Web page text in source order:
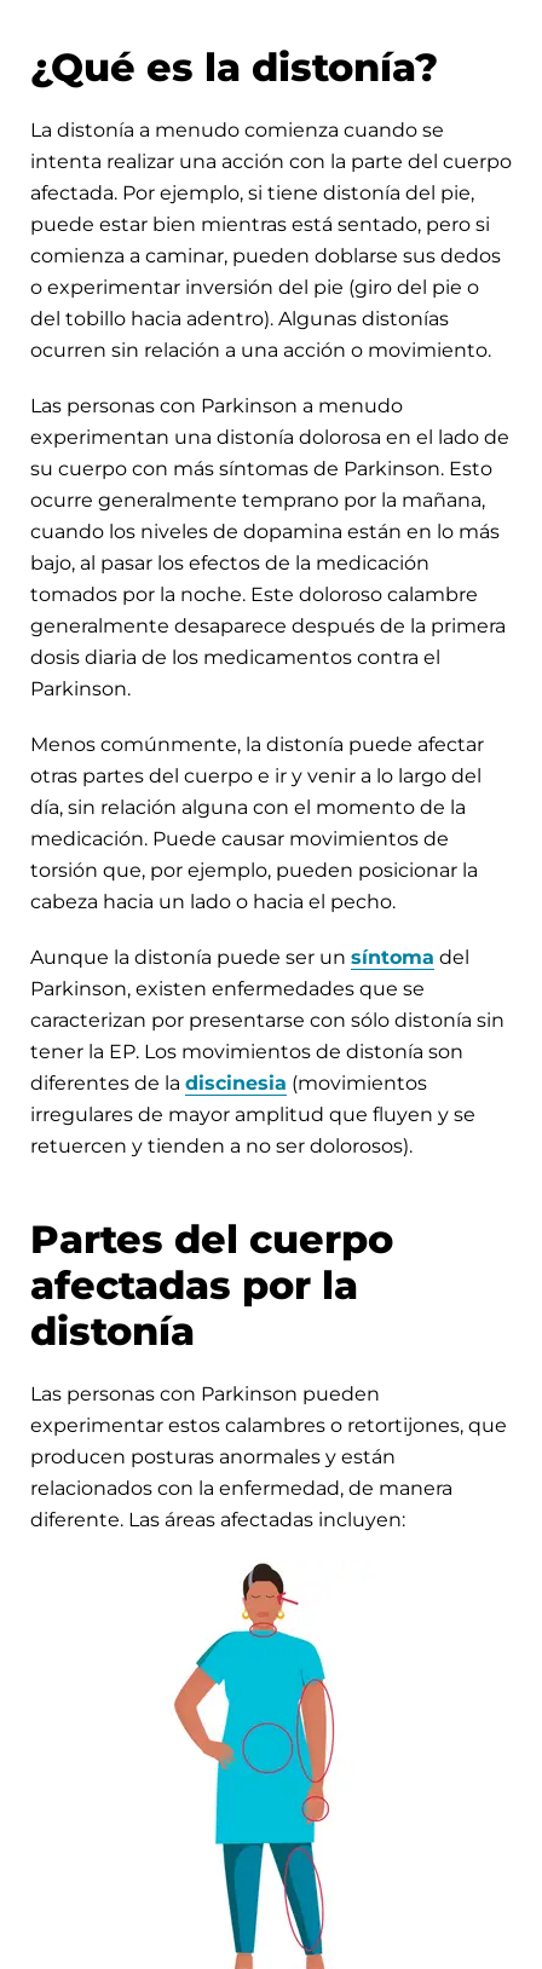
¿Qué es la distonía?
La distonía a menudo comienza cuando se
intenta realizar una acción con la parte del cuerpo
afectada. Por ejemplo, si tiene distonía del pie,
puede estar bien mientras está sentado, pero si
comienza a caminar, pueden doblarse sus dedos
o experimentar inversión del pie (giro del pie o
del tobillo hacia adentro). Algunas distonías
ocurren sin relación a una acción o movimiento.
Las personas con Parkinson a menudo
experimentan una distonía dolorosa en el lado de
su cuerpo con más síntomas de Parkinson. Esto
ocurre generalmente temprano por la mañana,
cuando los niveles de dopamina están en lo más
bajo, al pasar los efectos de la medicación
tomados por la noche. Este doloroso calambre
generalmente desaparece después de la primera
dosis diaria de los medicamentos contra el
Parkinson.
Menos comúnmente, la distonía puede afectar
otras partes del cuerpo e ir y venir a lo largo del
día, sin relación alguna con el momento de la
medicación. Puede causar movimientos de
torsión que, por ejemplo, pueden posicionar la
cabeza hacia un lado o hacia el pecho.
Aunque la distonía puede ser un síntoma del
Parkinson, existen enfermedades que se
caracterizan por presentarse con sólo distonía sin
tener la EP. Los movimientos de distonía son
diferentes de la discinesia (movimientos
irregulares de mayor amplitud que fluyen y se
retuercen y tienden a no ser dolorosos).
Partes del cuerpo
afectadas por la
distonía
Las personas con Parkinson pueden
experimentar estos calambres o retortijones, que
producen posturas anormales y están
relacionados con la enfermedad, de manera
diferente. Las áreas afectadas incluyen: